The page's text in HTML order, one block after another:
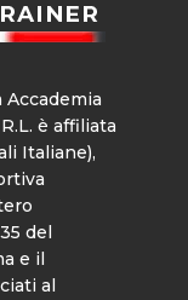
è affiliata
Italiane),
del
e il
al